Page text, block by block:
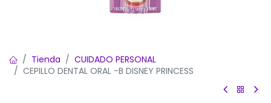
Tienda
CUIDADO PERSONAL
CEPILLO DENTAL ORAL -B DISNEY PRINCESS